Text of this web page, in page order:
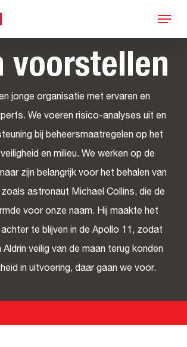
Menu
voorstellen
jonge organisatie met ervaren en
We voeren risico-analyses uit en
bij beheersmaatregelen op het
en milieu. We werken op de
zijn belangrijk voor het behalen van
astronaut Michael Collins, die de
voor onze naam. Hij maakte het
te blijven in de Apollo 11, zodat
veilig van de maan terug konden
in uitvoering, daar gaan we voor.